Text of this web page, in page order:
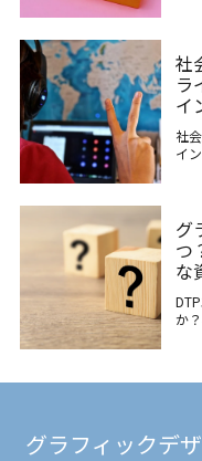
社
ラ
イ
社
イ
グ
つ
な
か
グラフィックデ